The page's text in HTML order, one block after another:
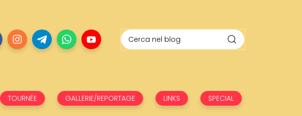
TOURNÉE GALLERIE/REPORTAGE LINKS SPECIAL